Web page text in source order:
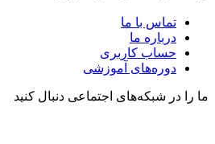
تماس با ما
درباره ما
حساب کاربری
دوره‌های آموزشی
ما را در شبکه‌های اجتماعی دنبال کنید